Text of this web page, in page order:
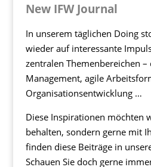
New IFW Journal
In unserem täglichen Doing
wieder auf interessante
zentralen Themenbereichen –
Management, agile
Organisationsentwicklung …
Diese Inspirationen möchten
behalten, sondern gerne mit
finden diese Beiträge in
Schauen Sie doch gerne